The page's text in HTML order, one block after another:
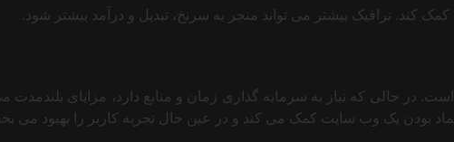
کند. ترافیک بیشتر می تواند منجر به سرنخ، تبدیل و درآمد بیشتر شود.
در حالی که نیاز به سرمایه گذاری زمان و منابع دارد، مزایای بلندمدت
بودن یک وب سایت کمک می کند و در عین حال تجربه کاربر را بهبود